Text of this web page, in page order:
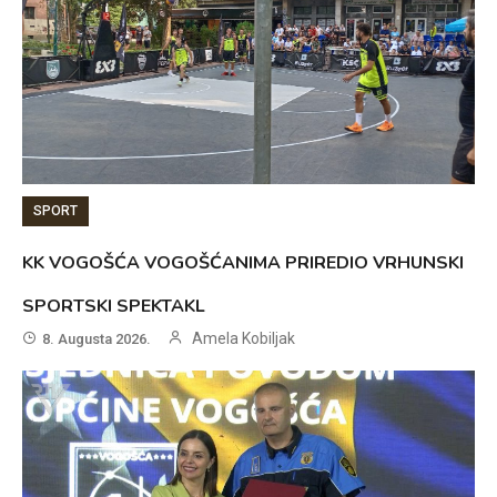
SPORT
KK VOGOŠĆA VOGOŠĆANIMA PRIREDIO VRHUNSKI
SPORTSKI SPEKTAKL
8. Augusta 2026. Amela Kobiljak